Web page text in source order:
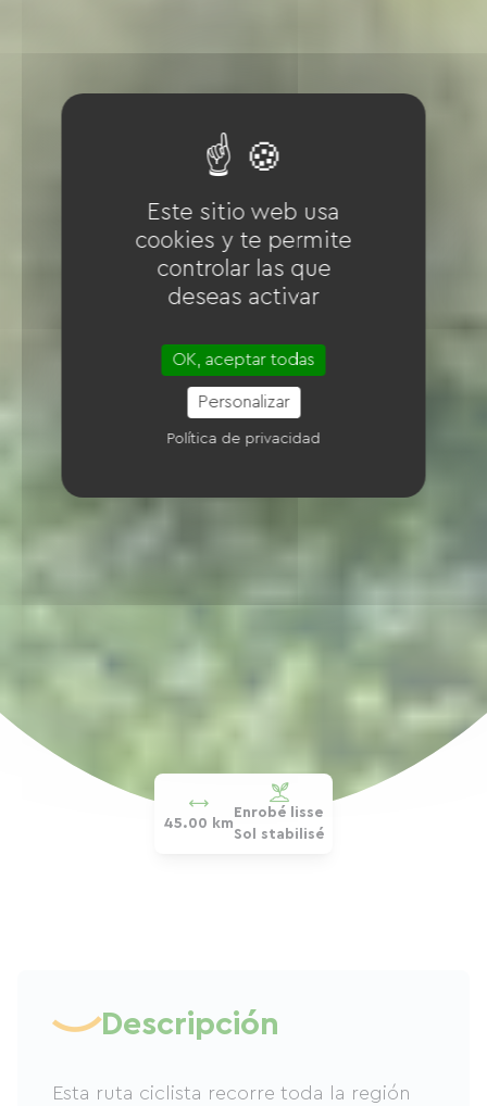
45.00 km
Enrobé lisse
Sol stabilisé
Descripción
Esta ruta ciclista recorre toda la región
Este sitio web usa
cookies y te permite
controlar las que
deseas activar
OK, aceptar todas
Personalizar
Política de privacidad